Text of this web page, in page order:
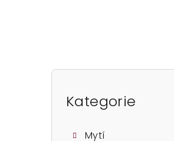
P
Přeskočit
kategorie
Kategorie
Mytí